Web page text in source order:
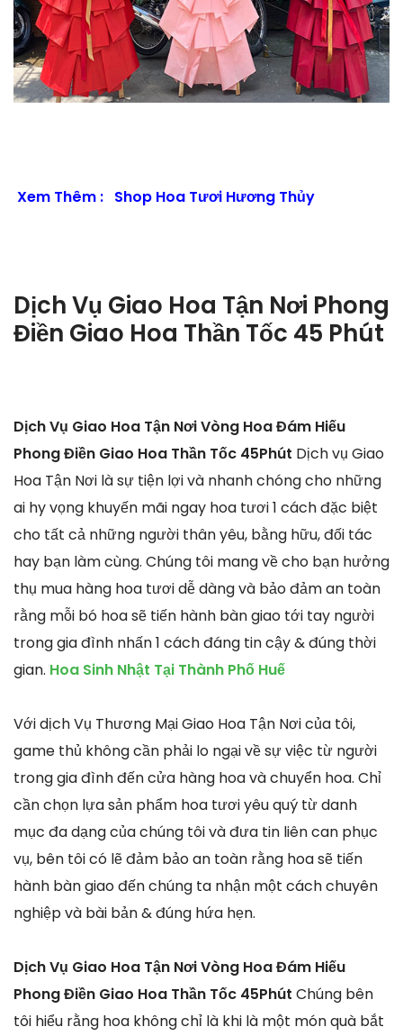
Xem Thêm : Shop Hoa Tươi Hương Thủy
Dịch Vụ Giao Hoa Tận Nơi Phong
Điền Giao Hoa Thần Tốc 45 Phút
Dịch Vụ Giao Hoa Tận Nơi Vòng Hoa Đám Hiếu
Phong Điền Giao Hoa Thần Tốc 45Phút Dịch vụ Giao
Hoa Tận Nơi là sự tiện lợi và nhanh chóng cho những
ai hy vọng khuyến mãi ngay hoa tươi 1 cách đặc biệt
cho tất cả những người thân yêu, bằng hữu, đối tác
hay bạn làm cùng. Chúng tôi mang về cho bạn hưởng
thụ mua hàng hoa tươi dễ dàng và bảo đảm an toàn
rằng mỗi bó hoa sẽ tiến hành bàn giao tới tay người
trong gia đình nhấn 1 cách đáng tin cậy & đúng thời
gian. Hoa Sinh Nhật Tại Thành Phố Huế
Với dịch Vụ Thương Mại Giao Hoa Tận Nơi của tôi,
game thủ không cần phải lo ngại về sự việc từ người
trong gia đình đến cửa hàng hoa và chuyển hoa. Chỉ
cần chọn lựa sản phẩm hoa tươi yêu quý từ danh
mục đa dạng của chúng tôi và đưa tin liên can phục
vụ, bên tôi có lẽ đảm bảo an toàn rằng hoa sẽ tiến
hành bàn giao đến chúng ta nhận một cách chuyên
nghiệp và bài bản & đúng hứa hẹn.
Dịch Vụ Giao Hoa Tận Nơi Vòng Hoa Đám Hiếu
Phong Điền Giao Hoa Thần Tốc 45Phút Chúng bên
tôi hiểu rằng hoa không chỉ là khi là một món quà bắt